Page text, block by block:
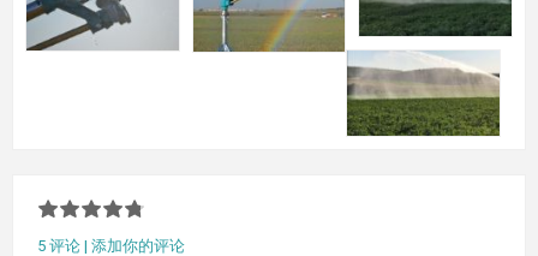
5 评论 | 添加你的评论